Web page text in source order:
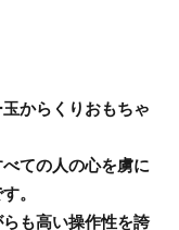
からくりおもちゃ
ての人の心を虜に
。
も高い操作性を誇